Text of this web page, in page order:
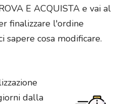
E ACQUISTA e vai al
finalizzare l'ordine
sapere cosa modificare.
dalla